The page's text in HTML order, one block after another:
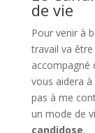
de vie
Pour venir à
travail va
accompagné
vous aidera
pas à me
un mode de
candidose.